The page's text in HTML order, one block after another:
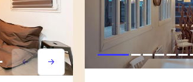
Lorem ipsumLorem ipsum